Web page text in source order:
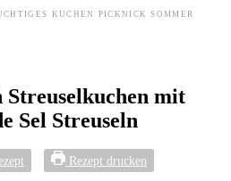
KUCHEN PICKNICK
SOMMER
mit
Sel Streuseln
Rezept drucken